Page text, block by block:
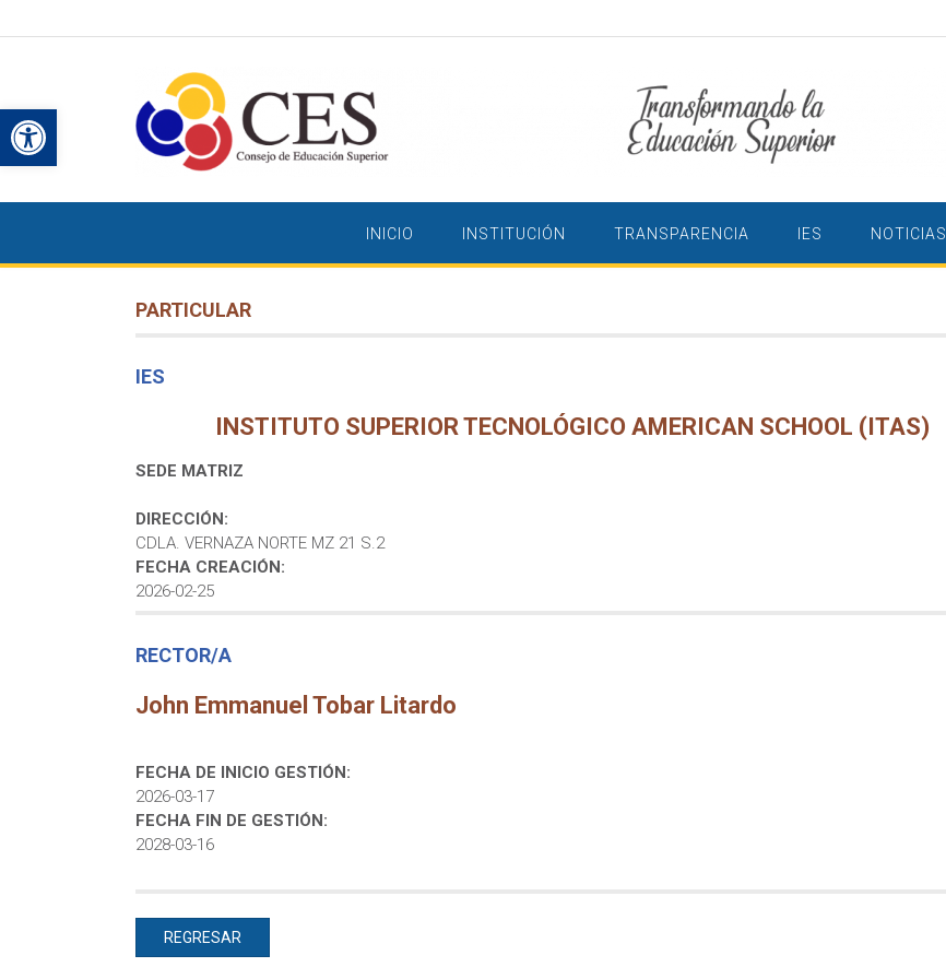
Abrir barra de herramientas
al
INICIO INSTITUCIÓN TRANSPARENCIA IES NOTICIAS
PARTICULAR
IES
INSTITUTO SUPERIOR TECNOLÓGICO AMERICAN SCHOOL (ITAS)
SEDE MATRIZ
DIRECCIÓN:
CDLA. VERNAZA NORTE MZ 21 S.2
FECHA CREACIÓN:
2026-02-25
RECTOR/A
John Emmanuel Tobar Litardo
FECHA DE INICIO GESTIÓN:
2026-03-17
FECHA FIN DE GESTIÓN:
2028-03-16
REGRESAR